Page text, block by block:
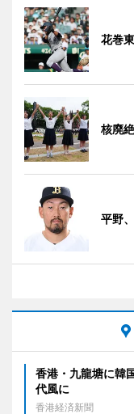
花巻
核廃
平野
香港・九龍塘に韓
代風に
香港経済新聞